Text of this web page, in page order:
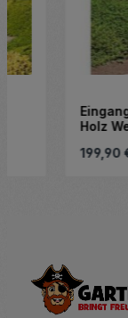
Holz
199,90 €*